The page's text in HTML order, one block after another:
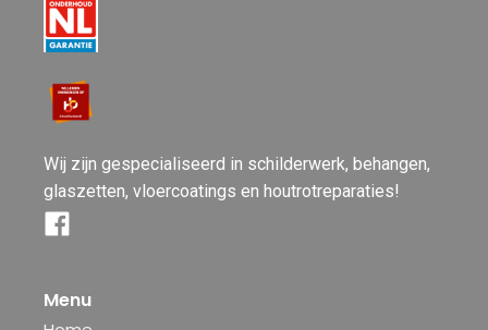
Wij zijn gespecialiseerd in schilderwerk, behangen,
glaszetten, vloercoatings en houtrotreparaties!
Menu